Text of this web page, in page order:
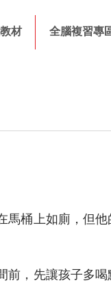
材 全腦複習專
馬桶上如廁，但
前，先讓孩子多喝